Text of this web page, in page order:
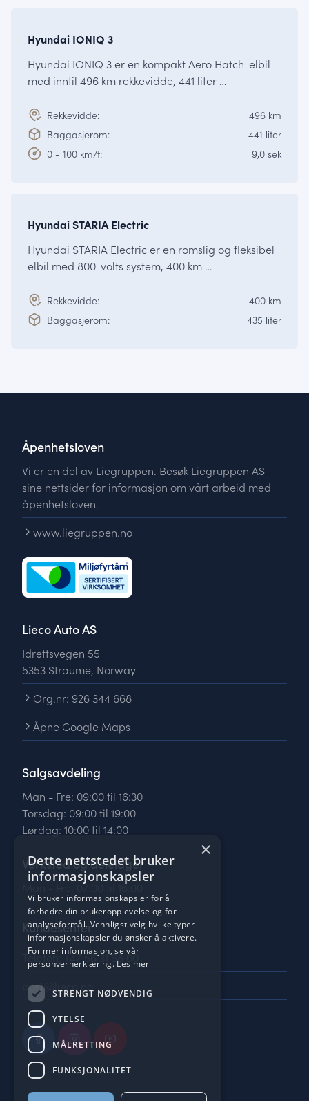
Hyundai IONIQ 3
Hyundai IONIQ 3 er en kompakt Aero Hatch-elbil
med inntil 496 km rekkevidde, 441 liter …
Rekkevidde:
496 km
Baggasjerom:
441 liter
0 - 100 km/t:
9,0 sek
Hyundai STARIA Electric
Hyundai STARIA Electric er en romslig og fleksibel
elbil med 800-volts system, 400 km …
Rekkevidde:
400 km
Baggasjerom:
435 liter
Åpenhetsloven
Vi er en del av Liegruppen. Besøk Liegruppen AS
sine nettsider for informasjon om vårt arbeid med
åpenhetsloven.
www.liegruppen.no
Lieco Auto AS
Idrettsvegen 55
5353 Straume, Norway
Org.nr: 926 344 668
Åpne Google Maps
Salgsavdeling
Man - Fre: 09:00 til 16:30
Torsdag: 09:00 til 19:00
Lørdag: 10:00 til 14:00
Verksted og delelager
Man - Fre: 07:00 til 16:00
Kundesenter
Telefon: +47 56 31 68 00
post@lieco.no
×
Dette nettstedet bruker
informasjonskapsler
Vi bruker informasjonskapsler for å
forbedre din brukeropplevelse og for
analyseformål. Vennligst velg hvilke typer
informasjonskapsler du ønsker å aktivere.
For mer informasjon, se vår
personvernerklæring. Les mer
STRENGT NØDVENDIG
YTELSE
MÅLRETTING
FUNKSJONALITET